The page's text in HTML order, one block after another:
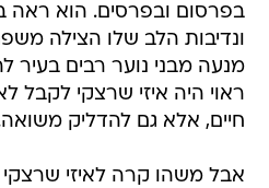
בפרסום ובפרסים. הוא ראה
ונדיבות הלב שלו הצילה
מנעה מבני נוער רבים בעיר
ראוי היה איזי שרצקי
חיים, אלא גם להדליק
אבל משהו קרה לאיזי